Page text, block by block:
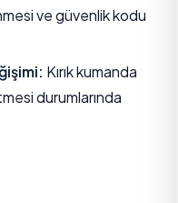
ve güvenlik kodu
Kırık kumanda
durumlarında